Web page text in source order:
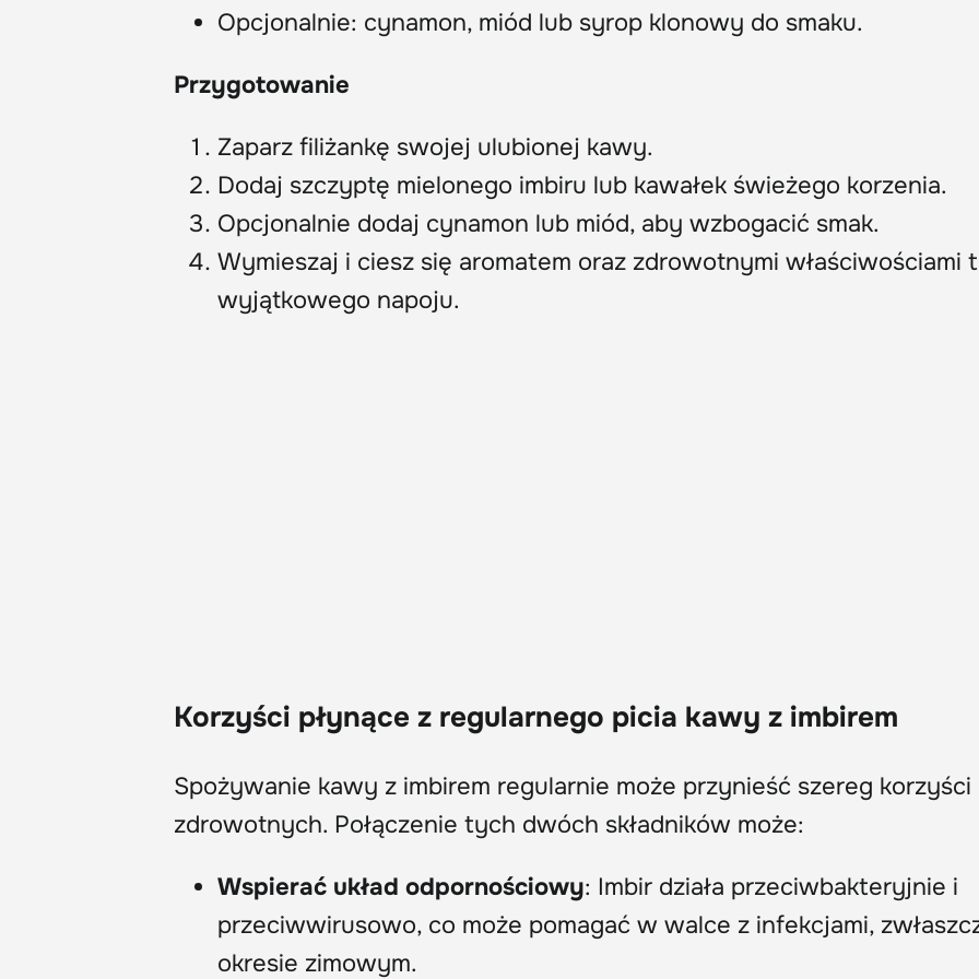
Opcjonalnie: cynamon, miód lub syrop klonowy do smaku.
Przygotowanie
Zaparz filiżankę swojej ulubionej kawy.
Dodaj szczyptę mielonego imbiru lub kawałek świeżego korzenia.
Opcjonalnie dodaj cynamon lub miód, aby wzbogacić smak.
Wymieszaj i ciesz się aromatem oraz zdrowotnymi właściwościami
wyjątkowego napoju.
Korzyści płynące z regularnego picia kawy z imbirem
Spożywanie kawy z imbirem regularnie może przynieść szereg korzyści
zdrowotnych. Połączenie tych dwóch składników może:
Wspierać układ odpornościowy: Imbir działa przeciwbakteryjnie i
przeciwwirusowo, co może pomagać w walce z infekcjami,
okresie zimowym.